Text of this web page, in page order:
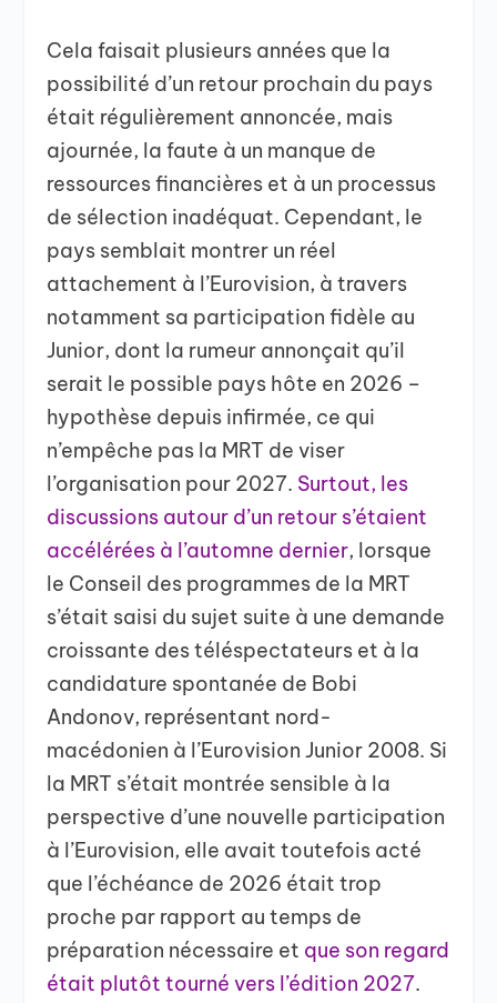
Cela faisait plusieurs années que la
possibilité d’un retour prochain du pays
était régulièrement annoncée, mais
ajournée, la faute à un manque de
ressources financières et à un processus
de sélection inadéquat. Cependant, le
pays semblait montrer un réel
attachement à l’Eurovision, à travers
notamment sa participation fidèle au
Junior, dont la rumeur annonçait qu’il
serait le possible pays hôte en 2026 –
hypothèse depuis infirmée, ce qui
n’empêche pas la MRT de viser
l’organisation pour 2027. Surtout, les
discussions autour d’un retour s’étaient
accélérées à l’automne dernier, lorsque
le Conseil des programmes de la MRT
s’était saisi du sujet suite à une demande
croissante des téléspectateurs et à la
candidature spontanée de Bobi
Andonov, représentant nord-
macédonien à l’Eurovision Junior 2008. Si
la MRT s’était montrée sensible à la
perspective d’une nouvelle participation
à l’Eurovision, elle avait toutefois acté
que l’échéance de 2026 était trop
proche par rapport au temps de
préparation nécessaire et que son regard
était plutôt tourné vers l’édition 2027.